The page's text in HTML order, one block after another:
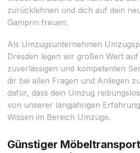
zurücklehnen und dich auf dein
Gamprin freuen.
Als Umzugsunternehmen
Dresden legen wir großen Wert auf
zuverlässigen und kompetenten
dir bei allen Fragen und Anliegen
dafür, dass dein Umzug
von unserer langjährigen
Wissen im Bereich Umzüge.
Günstiger